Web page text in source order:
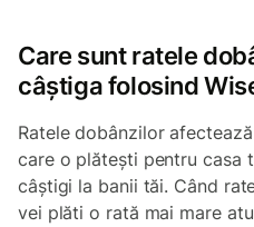
Care sunt ratele
câștiga folosind
Ratele dobânzilor
care o plătești pentru casa
câștigi la banii tăi. Când
vei plăti o rată mai mare